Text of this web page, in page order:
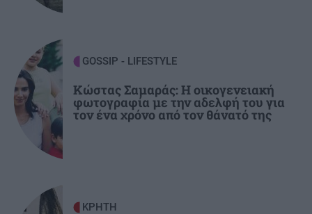
υπαλλήλων τον Δεκαπενταύγουστο
ΚΟΙΝΩΝΙΑ
Εφιάλτης στη Ζάκυνθο: Οκτώ γυναίκες
καταγγέλλουν ότι βιάστηκαν μέσα σε 20
ημέρες
GOSSIP - LIFESTYLE
δίνει μάχη με τον καρκίνο
GOSSIP - LIFESTYLE
Κώστας Σαμαράς: Η οικογενειακή
φωτογραφία με την αδελφή του για
τον ένα χρόνο από τον θάνατό της
ΚΡΗΤΗ